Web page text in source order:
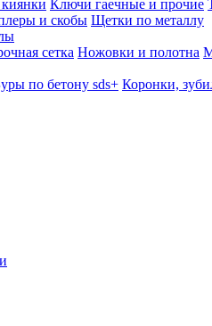
Ключи гаечные и прочие
и скобы Щетки по металлу
сетка Ножовки и полотна
по бетону sds+ Коронки,